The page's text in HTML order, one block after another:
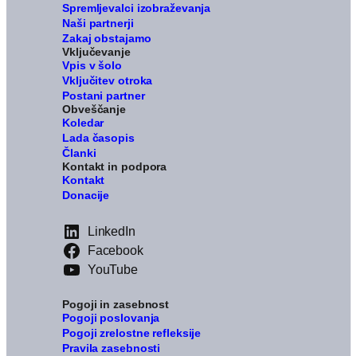
Spremljevalci izobraževanja
Naši partnerji
Zakaj obstajamo
Vključevanje
Vpis v šolo
Vključitev otroka
Postani partner
Obveščanje
Koledar
Lada časopis
Članki
Kontakt in podpora
Kontakt
Donacije
LinkedIn
Facebook
YouTube
Pogoji in zasebnost
Pogoji poslovanja
Pogoji zrelostne refleksije
Pravila zasebnosti